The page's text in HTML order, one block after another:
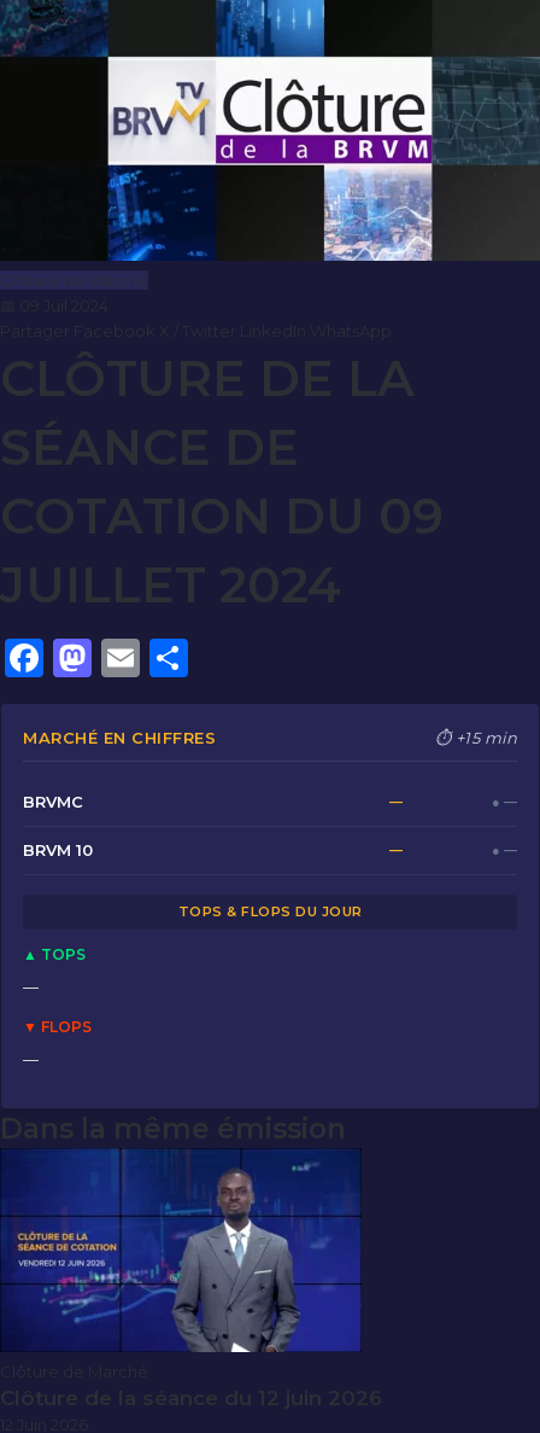
Clôture de Marché
CLÔTURE DE LA
SÉANCE DE
COTATION DU 09
JUILLET 2024
F
a
c
b
o
o
M
a
st
o
n
E
m
ai
ar
ta
MARCHÉ EN CHIFFRES ⏱ +15 min
BRVMC — ● —
BRVM 10 — ● —
TOPS & FLOPS DU JOUR
▲ TOPS
—
▼ FLOPS
—
Dans la même émission
Clôture de la séance du 12 juin 2026